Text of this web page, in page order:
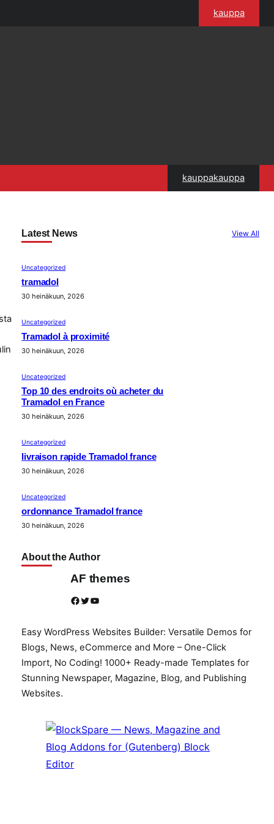
kauppa
kauppakauppa
Latest News View All
Uncategorized
tramadol
30 heinäkuun, 2026
Uncategorized
Tramadol à proximité
30 heinäkuun, 2026
Uncategorized
Top 10 des endroits où acheter du
Tramadol en France
30 heinäkuun, 2026
Uncategorized
livraison rapide Tramadol france
30 heinäkuun, 2026
Uncategorized
ordonnance Tramadol france
30 heinäkuun, 2026
About the Author
AF themes
Facebook Twitter YouTube
Easy WordPress Websites Builder: Versatile Demos for
Blogs, News, eCommerce and More – One-Click
Import, No Coding! 1000+ Ready-made Templates for
Stunning Newspaper, Magazine, Blog, and Publishing
Websites.